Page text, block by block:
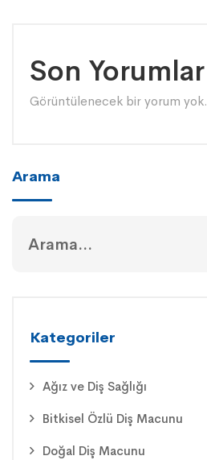
Son Yorumlar
Görüntülenecek bir yorum yok.
Arama
Kategoriler
Ağız ve Diş Sağlığı
Bitkisel Özlü Diş Macunu
Doğal Diş Macunu